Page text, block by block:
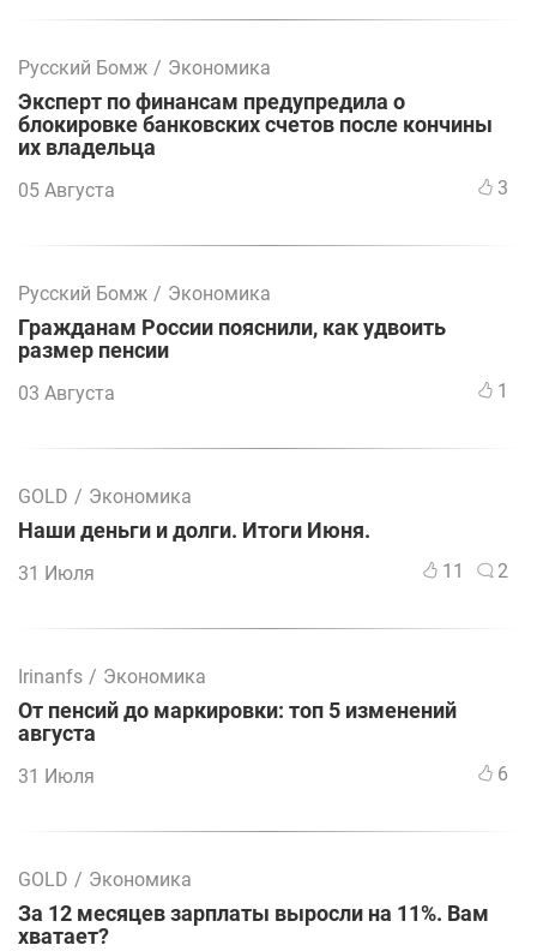
Русский Бомж / Экономика
Эксперт по финансам предупредила о
блокировке банковских счетов после кончины
их владельца
05 Августа 3
Русский Бомж / Экономика
Гражданам России пояснили, как удвоить
размер пенсии
03 Августа 1
GOLD / Экономика
Наши деньги и долги. Итоги Июня.
31 Июля 11 2
Irinanfs / Экономика
От пенсий до маркировки: топ 5 изменений
августа
31 Июля 6
GOLD / Экономика
За 12 месяцев зарплаты выросли на 11%. Вам
хватает?